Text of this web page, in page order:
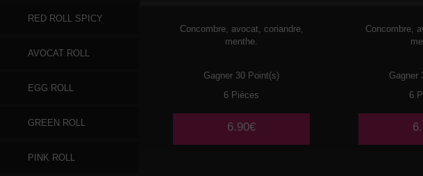
RED ROLL SPICY
AVOCAT ROLL
EGG ROLL
GREEN ROLL
PINK ROLL
Concombre, avocat, coriandre,
menthe.
Gagner 30 Point(s)
6 Pièces
6.90€
Concombre,
Gagner
6